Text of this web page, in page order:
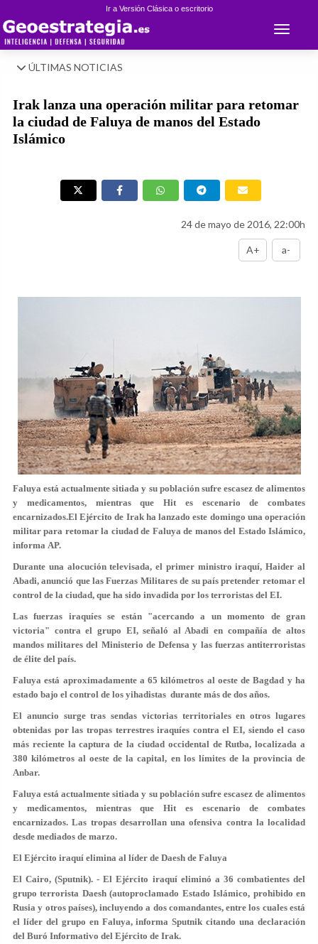
Ir a Versión Clásica o escritorio
Toggle
ÚLTIMAS NOTICIAS
Irak lanza una operación militar para retomar
la ciudad de Faluya de manos del Estado
Islámico
24 de mayo de 2016, 22:00h
A+ a-
Faluya está actualmente sitiada y su población sufre escasez de alimentos
y medicamentos, mientras que Hit es escenario de combates
encarnizados.El Ejército de Irak ha lanzado este domingo una operación
militar para retomar la ciudad de Faluya de manos del Estado Islámico,
informa AP.
Durante una alocución televisada, el primer ministro iraquí, Haider al
Abadi, anunció que las Fuerzas Militares de su país pretender retomar el
control de la ciudad, que ha sido invadida por los terroristas del EI.
Las fuerzas iraquíes se están "acercando a un momento de gran
victoria" contra el grupo EI, señaló al Abadi en compañía de altos
mandos militares del Ministerio de Defensa y las fuerzas antiterroristas
de élite del país.
Faluya está aproximadamente a 65 kilómetros al oeste de Bagdad y ha
estado bajo el control de los yihadistas durante más de dos años.
El anuncio surge tras sendas victorias territoriales en otros lugares
obtenidas por las tropas terrestres iraquíes contra el EI, siendo el caso
más reciente la captura de la ciudad occidental de Rutba, localizada a
380 kilómetros al oeste de la capital, en los límites de la provincia de
Anbar.
Faluya está actualmente sitiada y su población sufre escasez de alimentos
y medicamentos, mientras que Hit es escenario de combates
encarnizados. Las tropas desarrollan una ofensiva contra la localidad
desde mediados de marzo.
El Ejército iraquí elimina al líder de Daesh de Faluya
El Cairo, (Sputnik). - El Ejército iraquí eliminó a 36 combatientes del
grupo terrorista Daesh (autoproclamado Estado Islámico, prohibido en
Rusia y otros países), incluyendo a dos comandantes, entre los cuales está
el líder del grupo en Faluya, informa Sputnik citando una declaración
del Buró Informativo del Ejército de Irak.